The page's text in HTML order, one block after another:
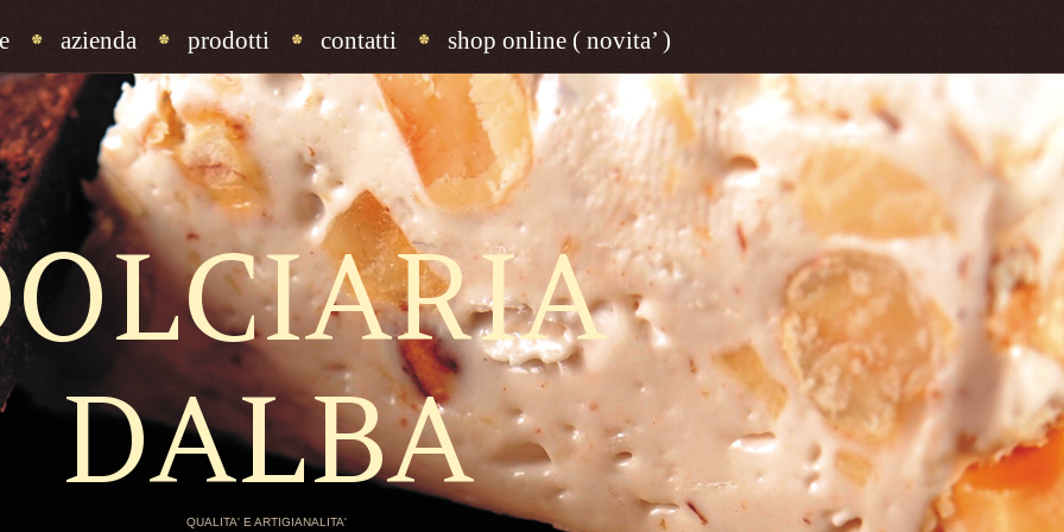
azienda prodotti contatti shop online ( novita’ )
DALBA
QUALITA' E ARTIGIANALITA'